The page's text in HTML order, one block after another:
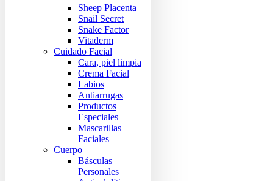
Sheep Placenta
Snail Secret
Snake Factor
Vitaderm
Cuidado Facial
Cara, piel limpia
Crema Facial
Labios
Antiarrugas
Productos
Especiales
Mascarillas
Faciales
Cuerpo
Básculas
Personales